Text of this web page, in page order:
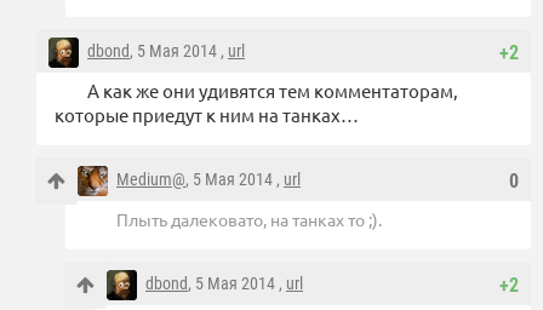
+2
dbond, 5 Мая 2014 , url
А как же они удивятся тем комментаторам,
которые приедут к ним на танках…
0
Medium@, 5 Мая 2014 , url
Плыть далековато, на танках то ;).
+2
dbond, 5 Мая 2014 , url